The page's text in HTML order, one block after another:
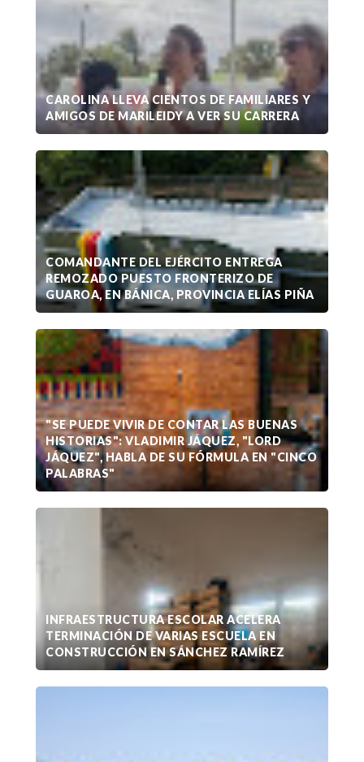
CAROLINA LLEVA CIENTOS DE FAMILIARES Y
AMIGOS DE MARILEIDY A VER SU CARRERA
COMANDANTE DEL EJÉRCITO ENTREGA
REMOZADO PUESTO FRONTERIZO DE
GUAROA, EN BÁNICA, PROVINCIA ELÍAS PIÑA
"SE PUEDE VIVIR DE CONTAR LAS BUENAS
HISTORIAS": VLADIMIR JÁQUEZ, "LORD
JÁQUEZ", HABLA DE SU FÓRMULA EN "CINCO
PALABRAS"
INFRAESTRUCTURA ESCOLAR ACELERA
TERMINACIÓN DE VARIAS ESCUELA EN
CONSTRUCCIÓN EN SÁNCHEZ RAMÍREZ